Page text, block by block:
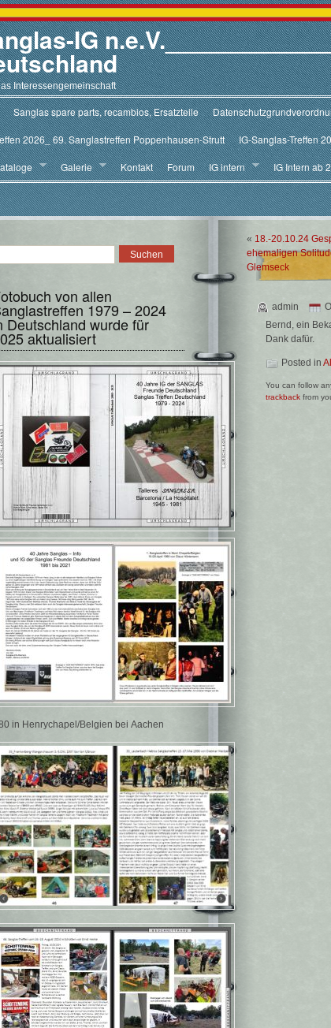
IG
Interessengemeinschaft
Sanglas spare parts, recambios, Ersatzteile
2026_ 69. Sanglastreffen Poppenhausen-Strutt IG-Sanglas-Treffen
Galerie Kontakt Forum IG intern IG Intern ab
von allen
1979 – 2024
Deutschland wurde für
aktualisiert
in Henrychapel/Belgien bei Aachen
« 18.-20.10.24
ehemaligen
Glemseck
admin
Bernd, ein
Dank dafür.
Posted in
You can follow
trackback from